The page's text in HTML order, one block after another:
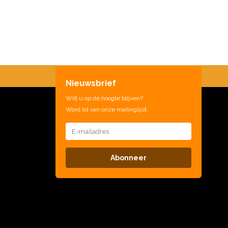
Nieuwsbrief
Wilt u op de hoogte blijven?
Word lid van onze mailinglijst:
Abonneer